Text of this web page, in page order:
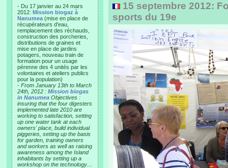
- Du 17 janvier au 24 mars
2012: Mission biogaz à
Nanumea (mise en place de
récupérateurs d'eau,
remplacement des réchauds,
construction des porcheries,
distributions de graines et
mise en place de jardins
potagers, nouveau train de
formation pour un usage
pérenne des 4 unités par les
volontaires et ateliers publics
pour la population)
- From January 13th to March
24th, 2012 : Mission biogas
in Nanumea Objectives :
insuring that the four digesters
implemented late 2010 are
working to satisfaction, setting
up one water tank at each
owners' place, build individual
piggeries, setting up the basis
for garden, training owners
and workers as well as raising
awareness among the Island
inhabitants by setting up a
workshop on the technology…
15 septembre 2012:
sports du 19e